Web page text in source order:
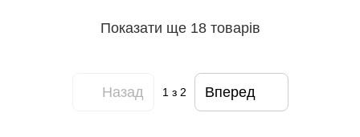
Показати ще 18 товарів
Назад 1 з 2 Вперед